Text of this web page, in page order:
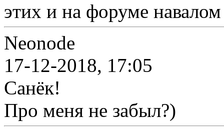
этих и на форуме
Neonode
17-12-2018, 17:05
Санёк!
Про меня не забыл?)